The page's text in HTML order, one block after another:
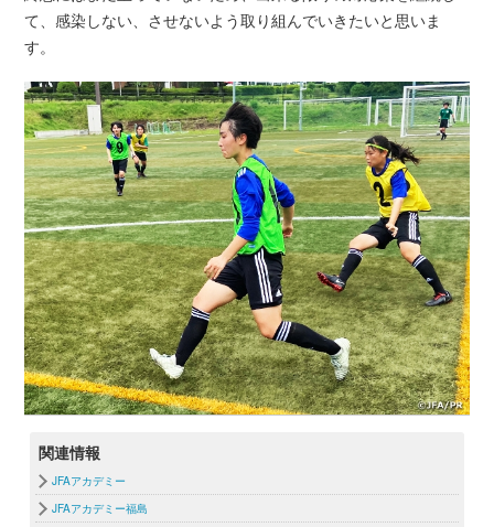
て、感染しない、させないよう取り組んでいきたいと思いま
す。
関連情報
JFAアカデミー
JFAアカデミー福島